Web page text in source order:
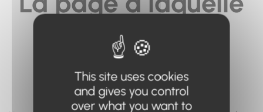
vous cherchez à
accéder n'existe
pas... ou plus.
This site uses cookies
and gives you control
over what you want to